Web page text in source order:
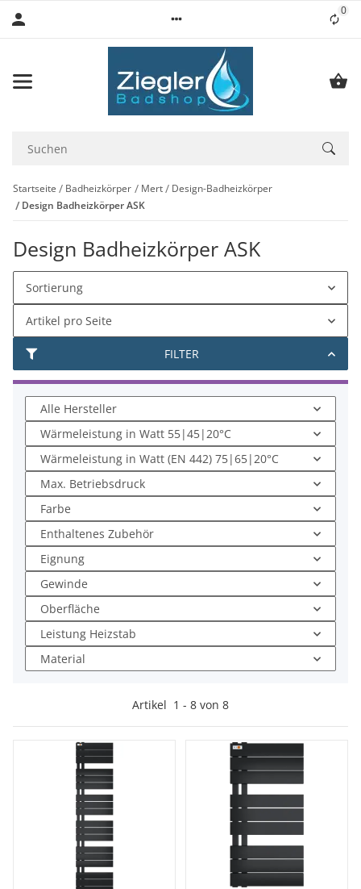
0
Startseite Badheizkörper Mert
Design-Badheizkörper
Design Badheizkörper ASK
Design Badheizkörper ASK
FILTER
Sortierung
Artikel pro Seite
Alle Hersteller
Wärmeleistung in Watt 55|45|20°C
Wärmeleistung in Watt (EN 442) 75|65|20°C
Max. Betriebsdruck
Farbe
Enthaltenes Zubehör
Eignung
Gewinde
Oberfläche
Leistung Heizstab
Material
Artikel 1 - 8 von 8